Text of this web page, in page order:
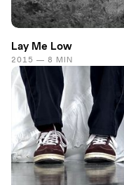
Lay Me Low
2015 — 8 MIN